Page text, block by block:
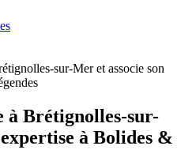
sur-Mer et associe son
à Brétignolles-sur-
à Bolides &